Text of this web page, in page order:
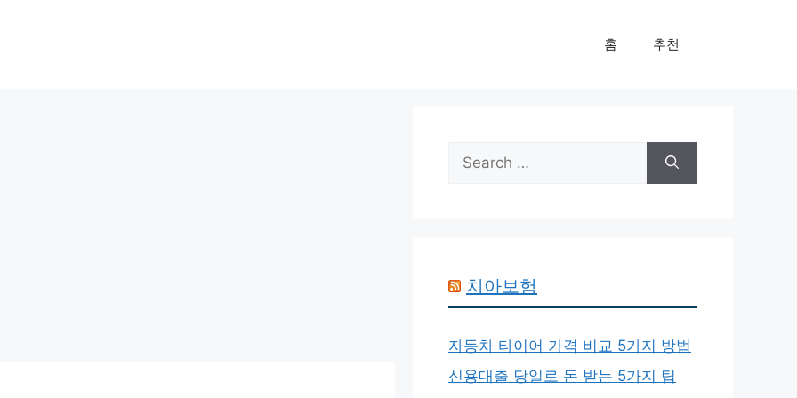
홈 추천
Search
for:
치아보험
자동차 타이어 가격 비교 5가지 방법
신용대출 당일로 돈 받는 5가지 팁